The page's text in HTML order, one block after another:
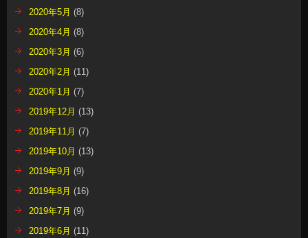
2020年5月 (8)
2020年4月 (8)
2020年3月 (6)
2020年2月 (11)
2020年1月 (7)
2019年12月 (13)
2019年11月 (7)
2019年10月 (13)
2019年9月 (9)
2019年8月 (16)
2019年7月 (9)
2019年6月 (11)